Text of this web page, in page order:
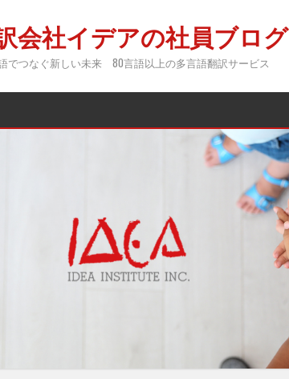
会社イデアの社員ブログ
でつなぐ新しい未来 80言語以上の多言語翻訳サービス